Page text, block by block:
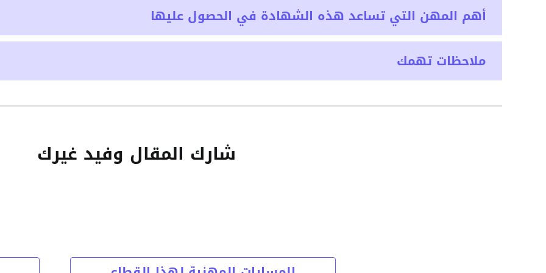
أهم المهن التي تساعد هذه الشهادة في الحصول عليها
ملاحظات تهمك
شارك المقال وفيد غيرك